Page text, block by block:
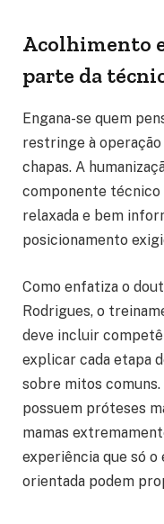
Acolhimento
parte da
Engana-se quem
restringe à
chapas. A
componente técnico
relaxada e bem
posicionamento
Como enfatiza o
Rodrigues, o
deve incluir
explicar cada etapa
sobre mitos
possuem próteses
mamas
experiência que só
orientada podem